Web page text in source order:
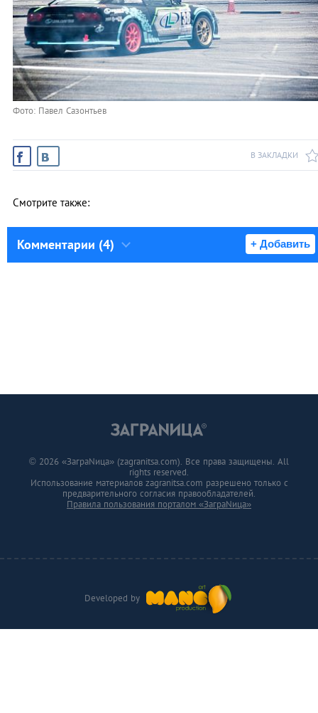
Фото: Павел Сазонтьев
В ЗАКЛАДКИ
Смотрите также:
Комментарии (4) + Добавить
Developed by
© 2026 «ЗаграNица» (zagranitsa.com). Все права защищены. All
rights reserved.
Использование материалов zagranitsa.com разрешено только с
предварительного согласия правообладателей.
Правила пользования порталом «ЗаграNица»